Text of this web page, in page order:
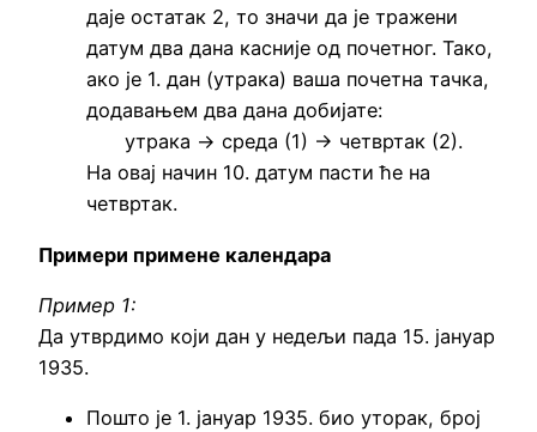
даје остатак 2, то значи да је тражени
датум два дана касније од почетног. Тако,
ако је 1. дан (утрака) ваша почетна тачка,
додавањем два дана добијате:
утрака → среда (1) → четвртак (2).
На овај начин 10. датум пасти ће на
четвртак.
Примери примене календара
Пример 1:
Да утврдимо који дан у недељи пада 15. јануар
1935.
Пошто је 1. јануар 1935. био уторак, број